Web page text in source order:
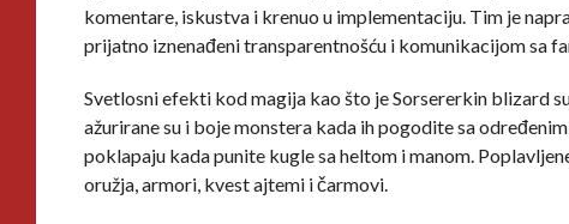
komentare, iskustva i krenuo u implementaciju. Tim je
prijatno iznenađeni transparentnošću i komunikacijom sa
Svetlosni efekti kod magija kao što je Sorsererkin blizard
ažurirane su i boje monstera kada ih pogodite sa
poklapaju kada punite kugle sa heltom i manom.
oružja, armori, kvest ajtemi i čarmovi.